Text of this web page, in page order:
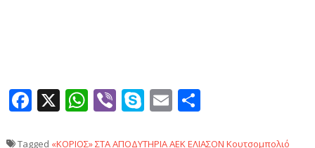
Facebook
X WhatsApp
ViberSkype
Email
Tagged «ΚΟΡΙΟΣ» ΣΤΑ ΑΠΟΔΥΤΗΡΙΑAEKΕΛΙΑΣΟΝ Κουτσομπολιό